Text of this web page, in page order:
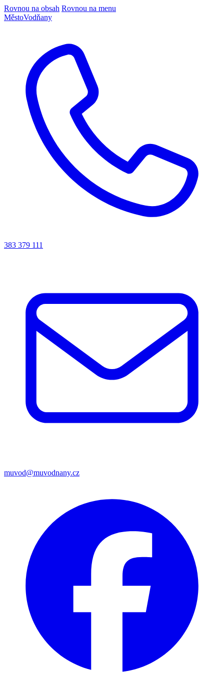
Rovnou na obsah Rovnou na menu
MěstoVodňany
383 379 111
muvod@muvodnany.cz